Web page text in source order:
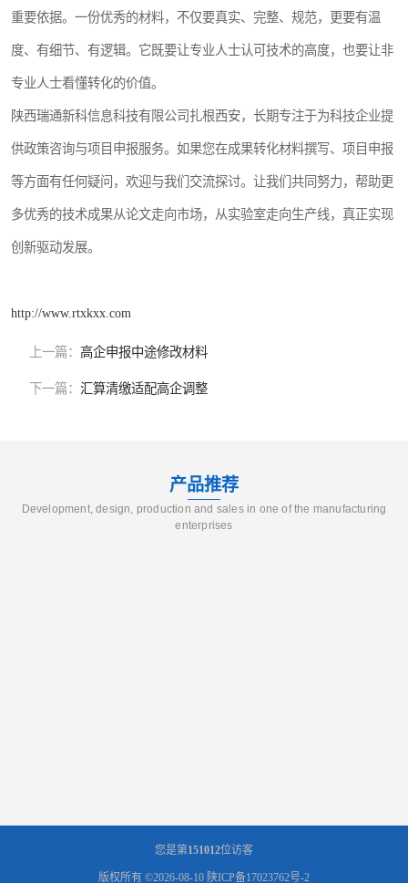
重要依据。一份优秀的材料，不仅要真实、完整、规范，更要有温
度、有细节、有逻辑。它既要让专业人士认可技术的高度，也要让非
专业人士看懂转化的价值。
陕西瑞通新科信息科技有限公司扎根西安，长期专注于为科技企业提
供政策咨询与项目申报服务。如果您在成果转化材料撰写、项目申报
等方面有任何疑问，欢迎与我们交流探讨。让我们共同努力，帮助更
多优秀的技术成果从论文走向市场，从实验室走向生产线，真正实现
创新驱动发展。
http://www.rtxkxx.com
上一篇： 高企申报中途修改材料
下一篇： 汇算清缴适配高企调整
产品推荐
Development, design, production and sales in one of the manufacturing
enterprises
您是第151012位访客
版权所有 ©2026-08-10 陕ICP备17023762号-2